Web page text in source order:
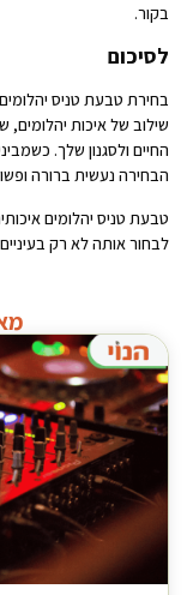
בקור.
לסיכום
בחירת טבעת טניס
שילוב של איכות
החיים ולסגנון שלך.
הבחירה נעשית ברורה
טבעת טניס יהלומים
לבחור אותה לא רק